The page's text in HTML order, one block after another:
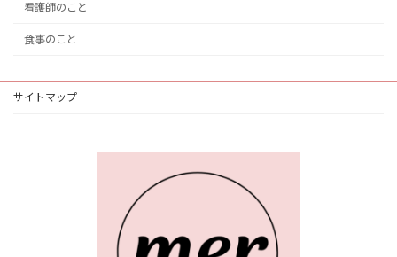
看護師のこと
食事のこと
サイトマップ